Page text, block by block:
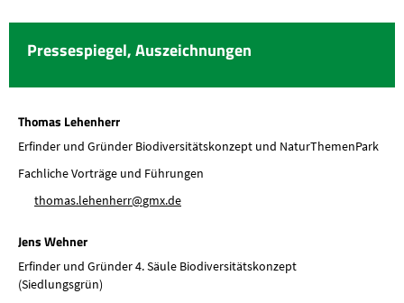
Pressespiegel, Auszeichnungen
Thomas Lehenherr
Erfinder und Gründer Biodiversitätskonzept und NaturThemenPark
Fachliche Vorträge und Führungen
th m s l h nh rr gmxd
Jens Wehner
Erfinder und Gründer 4. Säule Biodiversitätskonzept
(Siedlungsgrün)